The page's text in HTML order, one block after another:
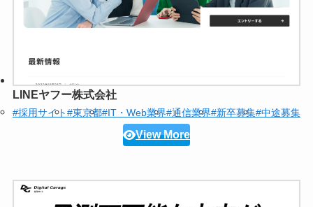
LINEヤフー株式会社
#採用サイト#東京都#IT・Web業界#通信業界#新卒募集#中途募集
View More